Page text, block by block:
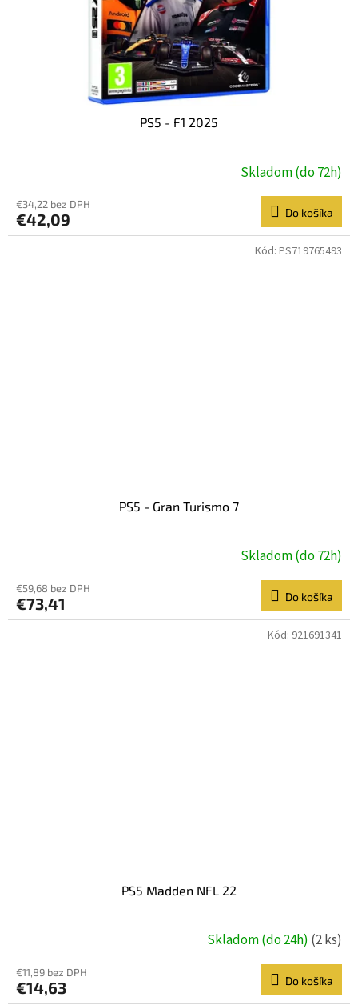
PS5 - F1 2025
Skladom (do 72h)
€34,22 bez DPH
€42,09 Do košíka
PS5 - Gran Turismo 7
Skladom (do 72h)
€59,68 bez DPH
€73,41 Do košíka
Kód: PS719765493
PS5 Madden NFL 22
Skladom (do 24h) (2 ks)
€11,89 bez DPH
€14,63 Do košíka
Kód: 921691341